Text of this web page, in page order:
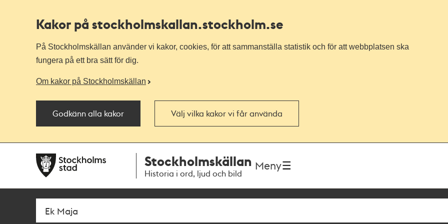
Kakor på stockholmskallan.stockholm.se
På Stockholmskällan använder vi kakor, cookies, för att sammanställa statistik och för att webbplatsen ska
fungera på ett bra sätt för dig.
Om kakor på Stockholmskällan
Godkänn alla kakor Välj vilka kakor vi får använda
navigationen
huvudinnehållet
Stockholmskällan
Historia i ord, ljud och bild
Meny
Sök